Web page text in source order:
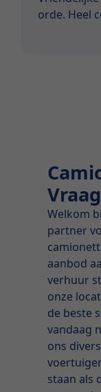
orde. Heel
Welkom
partner
aanbod
verhuur
onze
de beste
vandaag
ons
staan als